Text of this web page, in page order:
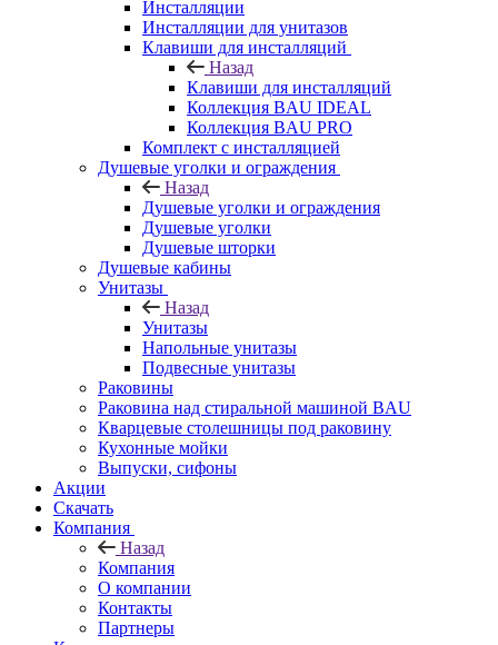
Инсталляции
Инсталляции для унитазов
Клавиши для инсталляций
Назад
Клавиши для инсталляций
Коллекция BAU IDEAL
Коллекция BAU PRO
Комплект с инсталляцией
Душевые уголки и ограждения
Назад
Душевые уголки и ограждения
Душевые уголки
Душевые шторки
Душевые кабины
Унитазы
Назад
Унитазы
Напольные унитазы
Подвесные унитазы
Раковины
Раковина над стиральной машиной BAU
Кварцевые столешницы под раковину
Кухонные мойки
Выпуски, сифоны
Акции
Скачать
Компания
Назад
Компания
О компании
Контакты
Партнеры